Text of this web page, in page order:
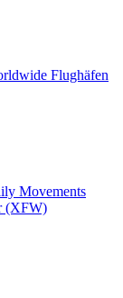
Flughäfen
Movements
(XFW)